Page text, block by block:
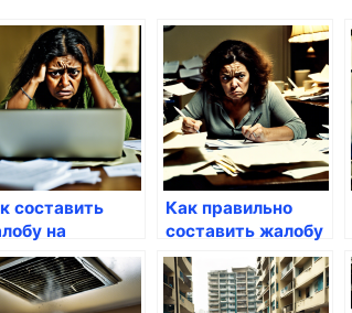
составить
на
Как правильно
составить жалобу
на ЖКХ